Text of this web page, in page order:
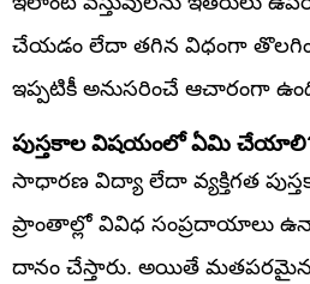
చేయడం లేదా తగిన విధంగా
ఇప్పటికీ అనుసరించే ఆచారంగా
పుస్తకాల విషయంలో ఏమి
సాధారణ విద్యా లేదా వ్యక్తిగత
ప్రాంతాల్లో వివిధ సంప్రదాయాలు
దానం చేస్తారు. అయితే మతపరమైన